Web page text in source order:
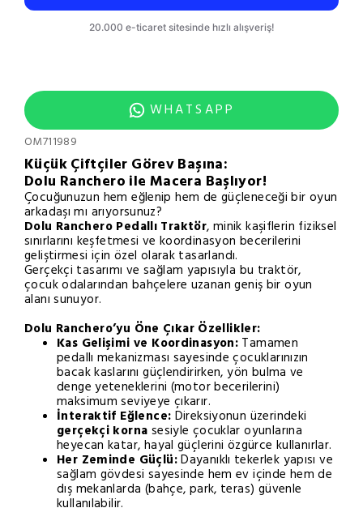
WHATSAPP
OM711989
Küçük Çiftçiler Görev Başına:
Dolu Ranchero ile Macera Başlıyor!
Çocuğunuzun hem eğlenip hem de güçleneceği bir oyun
arkadaşı mı arıyorsunuz?
Dolu Ranchero Pedallı Traktör, minik kaşiflerin fiziksel
sınırlarını keşfetmesi ve koordinasyon becerilerini
geliştirmesi için özel olarak tasarlandı.
Gerçekçi tasarımı ve sağlam yapısıyla bu traktör,
çocuk odalarından bahçelere uzanan geniş bir oyun
alanı sunuyor.
Dolu Ranchero’yu Öne Çıkar Özellikler:
Kas Gelişimi ve Koordinasyon: Tamamen
pedallı mekanizması sayesinde çocuklarınızın
bacak kaslarını güçlendirirken, yön bulma ve
denge yeteneklerini (motor becerilerini)
maksimum seviyeye çıkarır.
İnteraktif Eğlence: Direksiyonun üzerindeki
gerçekçi korna sesiyle çocuklar oyunlarına
heyecan katar, hayal güçlerini özgürce kullanırlar.
Her Zeminde Güçlü:Dayanıklı tekerlek yapısı ve
sağlam gövdesi sayesinde hem ev içinde hem de
dış mekanlarda (bahçe, park, teras) güvenle
kullanılabilir.